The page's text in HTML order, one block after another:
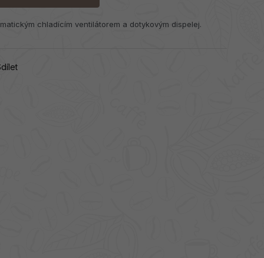
chladícím ventilátorem a dotykovým dispelej.